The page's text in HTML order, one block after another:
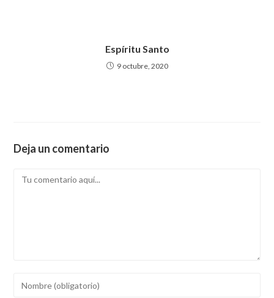
Espíritu Santo
9 octubre, 2020
Deja un comentario
Comentario